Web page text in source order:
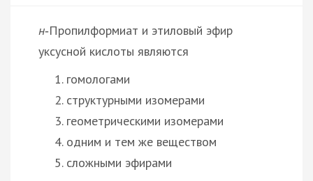
н‑Пропилформиат и этиловый эфир
уксусной кислоты являются
гомологами
структурными изомерами
геометрическими изомерами
одним и тем же веществом
сложными эфирами